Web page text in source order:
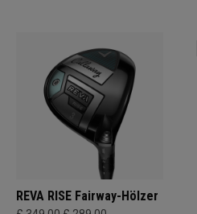
REVA RISE Fairway-Hölzer